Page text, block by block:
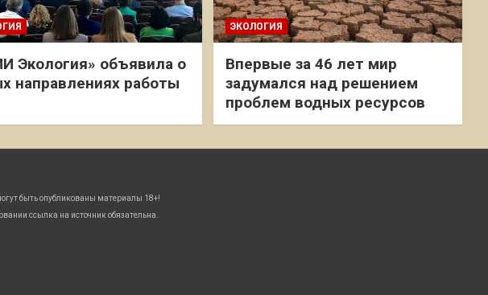
Экология» объявила о
направлениях работы
ЭКОЛОГИЯ
Впервые за 46 лет мир
задумался над решением
проблем водных ресурсов
быть опубликованы материалы 18+!
ссылка на источник обязательна.